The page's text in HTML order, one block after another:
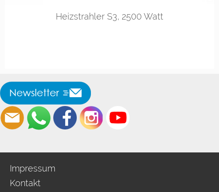
RAL 9016 RAL 9010 DB 703
Heizstrahler S3, 2500 Watt
Impressum
Kontakt